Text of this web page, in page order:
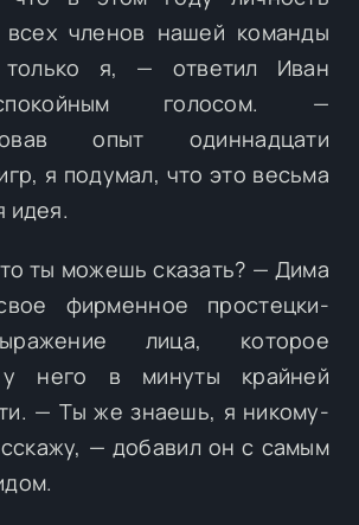
всех членов нашей команды
я, — ответил Иван
голосом. —
опыт одиннадцати
я подумал, что это весьма
идея.
ты можешь сказать? — Дима
фирменное простецки-
лица, которое
у него в минуты крайней
— Ты же знаешь, я никому-
— добавил он с самым